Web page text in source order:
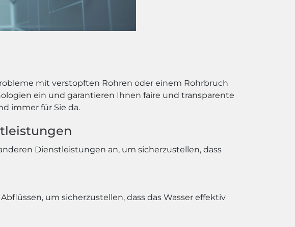
mit verstopften Rohren oder einem Rohrbruch
ein und garantieren Ihnen faire und transparente
immer für Sie da.
Dienstleistungen an, um sicherzustellen, dass
um sicherzustellen, dass das Wasser effektiv